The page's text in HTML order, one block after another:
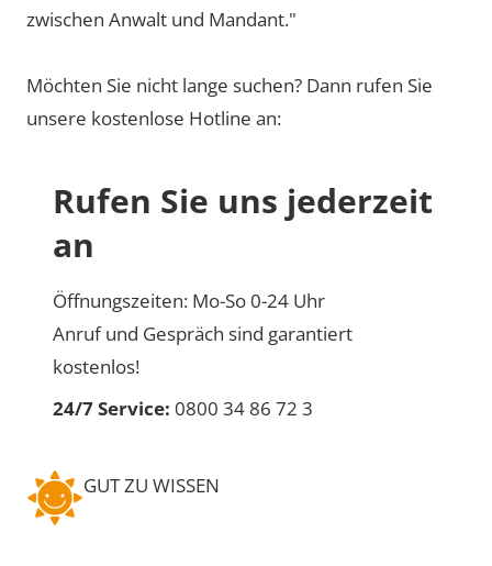
zwischen Anwalt und Mandant."
Möchten Sie nicht lange suchen? Dann rufen Sie
unsere kostenlose Hotline an:
Rufen Sie uns jederzeit
an
Öffnungszeiten: Mo-So 0-24 Uhr
Anruf und Gespräch sind garantiert
kostenlos!
24/7 Service: 0800 34 86 72 3
GUT ZU WISSEN